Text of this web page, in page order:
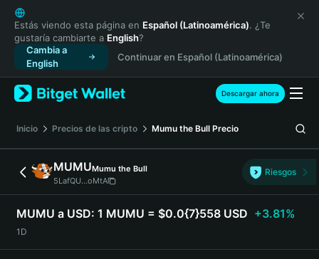
English
日本語
Tiếng Việt
Русский
Español (Latinoamérica)
Türkçe
Français
Deutsch
简体中文
繁體中文
Português (Portugal)
Bahasa Indonesia
ภาษาไทย
हिन्दी
Estás viendo esta página en Español (Latinoamérica). ¿Te
gustaría cambiarte a English?
Cambia a
English
Continuar en Español (Latinoamérica)
Descargar ahora
Inicio Precios de las cripto Mumu the Bull Precio
MUMUMumu the Bull
5LafQU...oMtA
Riesgos
MUMU a USD: 1 MUMU = $0.0{7}558 USD +3.81%
1D